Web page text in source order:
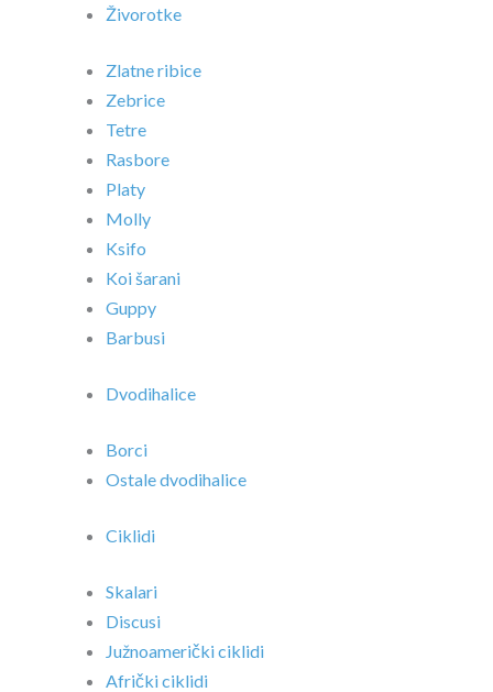
Živorotke
Zlatne ribice
Zebrice
Tetre
Rasbore
Platy
Molly
Ksifo
Koi šarani
Guppy
Barbusi
Dvodihalice
Borci
Ostale dvodihalice
Ciklidi
Skalari
Discusi
Južnoamerički ciklidi
Afrički ciklidi